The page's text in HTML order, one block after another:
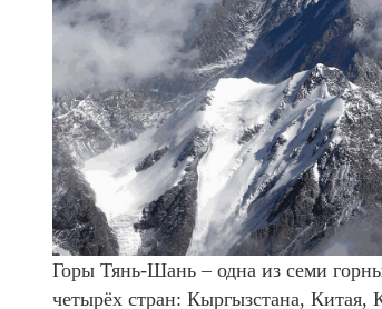
Горы Тянь-Шань – одна из семи
четырёх стран: Кыргызстана, Китая,